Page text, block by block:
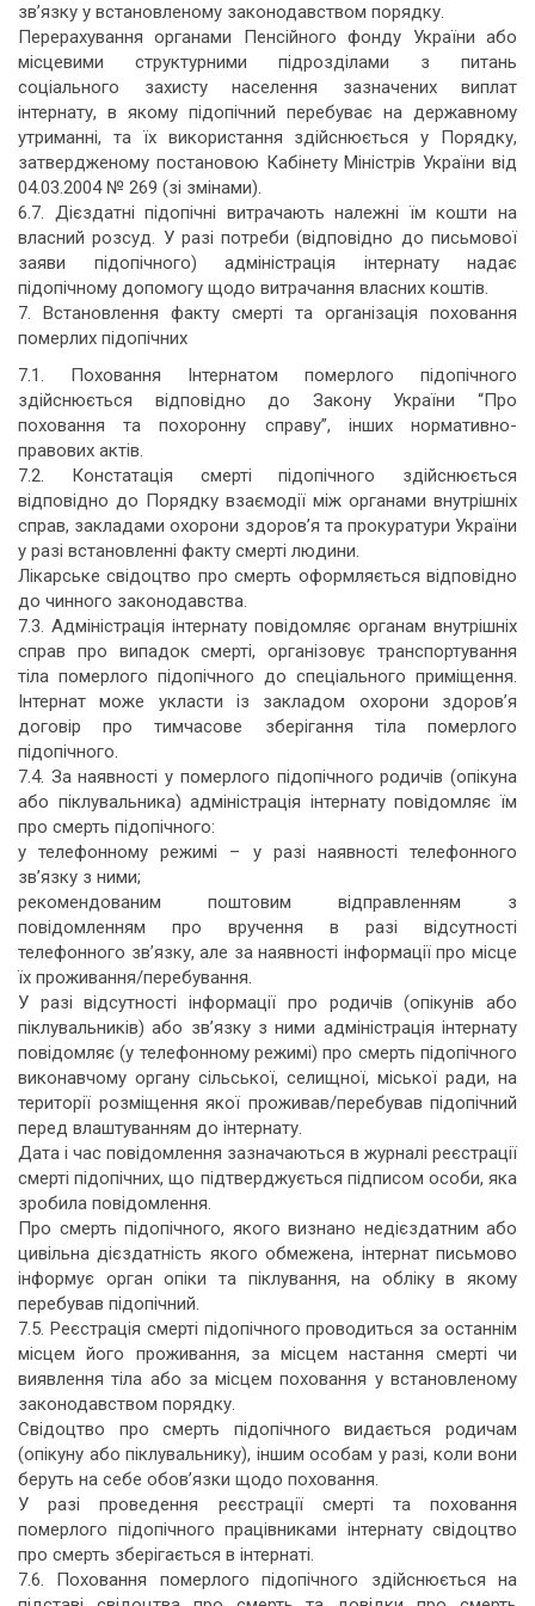
зв’язку у встановленому законодавством порядку.
Перерахування органами Пенсійного фонду України або
місцевими структурними підрозділами з питань
соціального захисту населення зазначених виплат
інтернату, в якому підопічний перебуває на державному
утриманні, та їх використання здійснюється у Порядку,
затвердженому постановою Кабінету Міністрів України від
04.03.2004 № 269 (зі змінами).
6.7. Дієздатні підопічні витрачають належні їм кошти на
власний розсуд. У разі потреби (відповідно до письмової
заяви підопічного) адміністрація інтернату надає
підопічному допомогу щодо витрачання власних коштів.
7. Встановлення факту смерті та організація поховання
померлих підопічних
7.1. Поховання Інтернатом померлого підопічного
здійснюється відповідно до Закону України “Про
поховання та похоронну справу”, інших нормативно-
правових актів.
7.2. Констатація смерті підопічного здійснюється
відповідно до Порядку взаємодії між органами внутрішніх
справ, закладами охорони здоров’я та прокуратури України
у разі встановленні факту смерті людини.
Лікарське свідоцтво про смерть оформляється відповідно
до чинного законодавства.
7.3. Адміністрація інтернату повідомляє органам внутрішніх
справ про випадок смерті, організовує транспортування
тіла померлого підопічного до спеціального приміщення.
Інтернат може укласти із закладом охорони здоров’я
договір про тимчасове зберігання тіла померлого
підопічного.
7.4. За наявності у померлого підопічного родичів (опікуна
або піклувальника) адміністрація інтернату повідомляє їм
про смерть підопічного:
у телефонному режимі – у разі наявності телефонного
зв’язку з ними;
рекомендованим поштовим відправленням з
повідомленням про вручення в разі відсутності
телефонного зв’язку, але за наявності інформації про місце
їх проживання/перебування.
У разі відсутності інформації про родичів (опікунів або
піклувальників) або зв’язку з ними адміністрація інтернату
повідомляє (у телефонному режимі) про смерть підопічного
виконавчому органу сільської, селищної, міської ради, на
території розміщення якої проживав/перебував підопічний
перед влаштуванням до інтернату.
Дата і час повідомлення зазначаються в журналі реєстрації
смерті підопічних, що підтверджується підписом особи, яка
зробила повідомлення.
Про смерть підопічного, якого визнано недієздатним або
цивільна дієздатність якого обмежена, інтернат письмово
інформує орган опіки та піклування, на обліку в якому
перебував підопічний.
7.5. Реєстрація смерті підопічного проводиться за останнім
місцем його проживання, за місцем настання смерті чи
виявлення тіла або за місцем поховання у встановленому
законодавством порядку.
Свідоцтво про смерть підопічного видається родичам
(опікуну або піклувальнику), іншим особам у разі, коли вони
беруть на себе обов’язки щодо поховання.
У разі проведення реєстрації смерті та поховання
померлого підопічного працівниками інтернату свідоцтво
про смерть зберігається в інтернаті.
7.6. Поховання померлого підопічного здійснюється на